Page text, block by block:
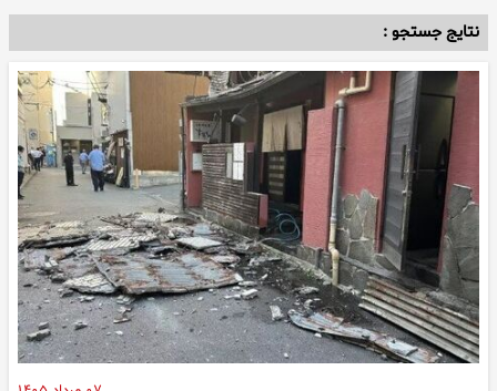
نتایج جستجو :